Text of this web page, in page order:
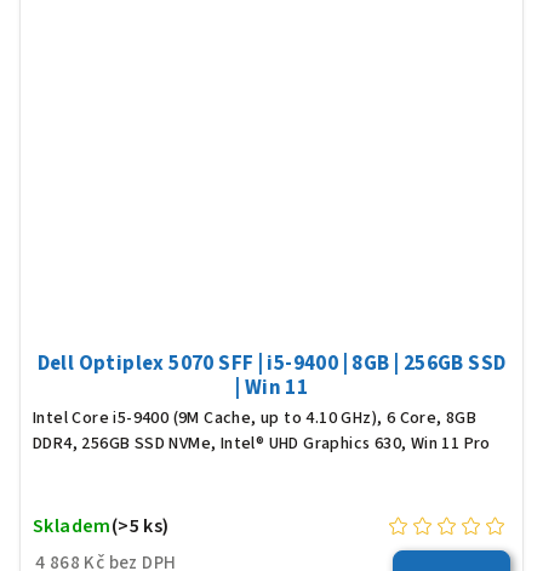
Dell Optiplex 5070 SFF | i5-9400 | 8GB | 256GB SSD
| Win 11
Intel Core i5-9400 (9M Cache, up to 4.10 GHz), 6 Core, 8GB
DDR4, 256GB SSD NVMe, Intel® UHD Graphics 630, Win 11 Pro
4 868 Kč bez DPH
Skladem(>5 ks)